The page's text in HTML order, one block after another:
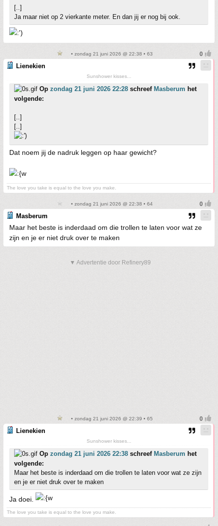
[..]
Ja maar niet op 2 vierkante meter. En dan jij er nog bij ook.
• zondag 21 juni 2026 @ 22:38 • 63
Lienekien
Sunshower kisses...
Op zondag 21 juni 2026 22:28 schreef Masberum het
volgende:
[..]
[..]
Dat noem jij de nadruk leggen op haar gewicht?
The love you take is equal to the love you make.
• zondag 21 juni 2026 @ 22:38 • 64
Masberum
Maar het beste is inderdaad om die trollen te laten voor wat ze
zijn en je er niet druk over te maken
▼ Advertentie door Refinery89
• zondag 21 juni 2026 @ 22:39 • 65
Lienekien
Sunshower kisses...
Op zondag 21 juni 2026 22:38 schreef Masberum het
volgende:
Maar het beste is inderdaad om die trollen te laten voor wat ze zijn
en je er niet druk over te maken
Ja doei.
The love you take is equal to the love you make.